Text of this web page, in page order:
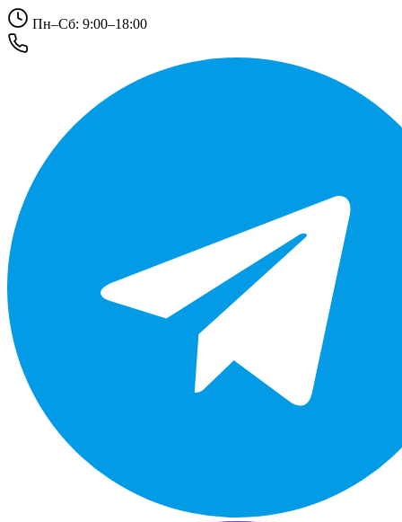
Пн–Сб: 9:00–18:00